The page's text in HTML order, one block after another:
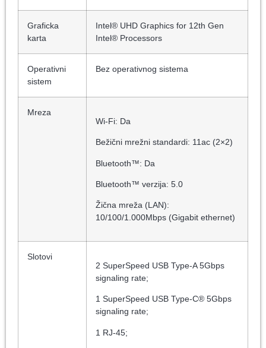
Graficka
karta
Intel® UHD Graphics for 12th Gen
Intel® Processors
Operativni
sistem
Bez operativnog sistema
Mreza
Wi-Fi: Da
Bežični mrežni standardi: 11ac (2×2)
Bluetooth™: Da
Bluetooth™ verzija: 5.0
Žična mreža (LAN):
10/100/1.000Mbps (Gigabit ethernet)
Slotovi
2 SuperSpeed USB Type-A 5Gbps
signaling rate;
1 SuperSpeed USB Type-C® 5Gbps
signaling rate;
1 RJ-45;